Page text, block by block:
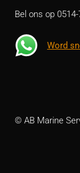
Bel ons op
Word
© AB Marine